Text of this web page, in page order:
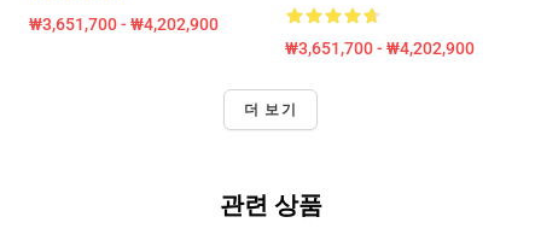
₩3,651,700 - ₩4,202,900
₩3,651,700 - ₩4,202,900
더 보기
관련 상품